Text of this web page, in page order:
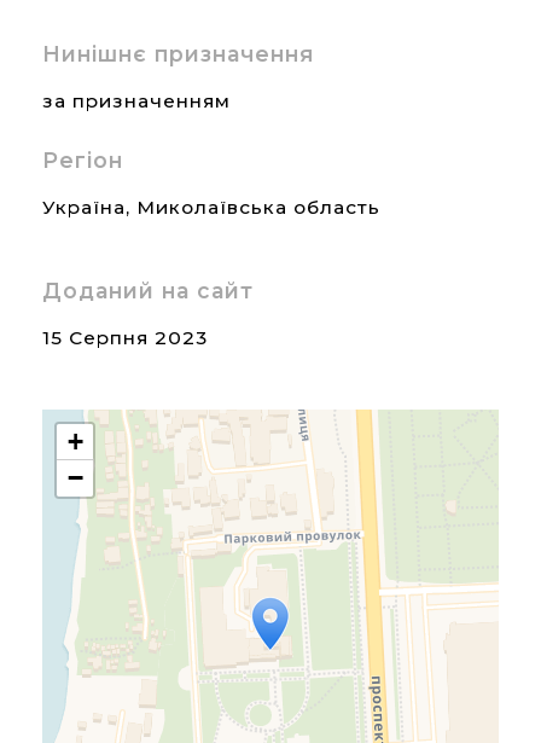
Нинішнє призначення
за призначенням
Регіон
Україна, Миколаївська область
Доданий на сайт
15 Серпня 2023
Travelers' Map is loading...
If you see this after your
page is loaded completely,
leafletJS files are missing.
+
−